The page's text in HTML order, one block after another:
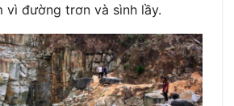
vì đường trơn và sình lầy.